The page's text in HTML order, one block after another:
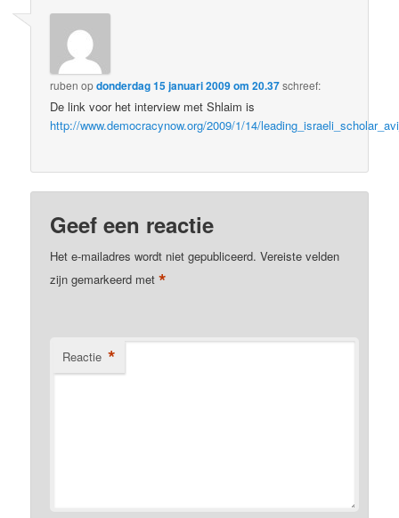
ruben opdonderdag 15 januari 2009 om 20.37schreef:
De link voor het interview met Shlaim is
http://www.democracynow.org/2009/1/14/
Geef een reactie
Het e-mailadres wordt niet gepubliceerd. Vereiste velden
zijn gemarkeerd met*
Reactie *